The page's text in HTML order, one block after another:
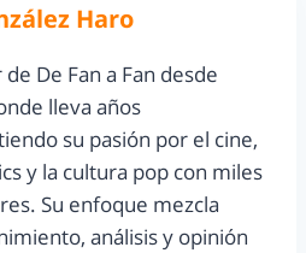
Haro
De Fan a Fan desde
lleva años
su pasión por el cine,
y la cultura pop con miles
Su enfoque mezcla
análisis y opinión